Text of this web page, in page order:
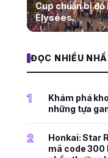
Cup chuẩn bị
Élysées
ĐỌC NHIỀU
1
Khám phá
những tựa
2
Honkai: Star
mã code 300